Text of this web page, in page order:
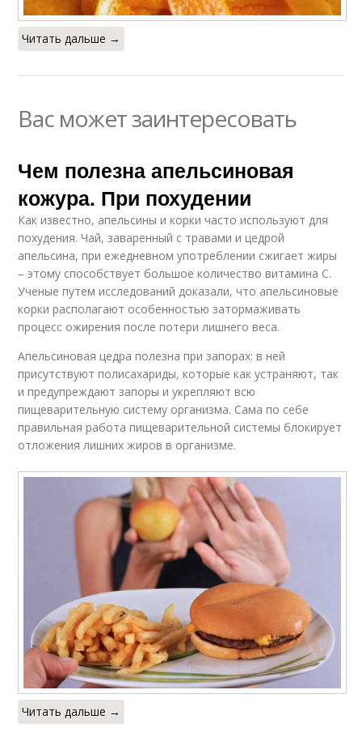
Читать дальше →
Вас может заинтересовать
Чем полезна апельсиновая
кожура. При похудении
Как известно, апельсины и корки часто используют для
похудения. Чай, заваренный с травами и цедрой
апельсина, при ежедневном употреблении сжигает жиры
– этому способствует большое количество витамина С.
Ученые путем исследований доказали, что апельсиновые
корки располагают особенностью затормаживать
процесс ожирения после потери лишнего веса.
Апельсиновая цедра полезна при запорах: в ней
присутствуют полисахариды, которые как устраняют, так
и предупреждают запоры и укрепляют всю
пищеварительную систему организма. Сама по себе
правильная работа пищеварительной системы блокирует
отложения лишних жиров в организме.
Читать дальше →